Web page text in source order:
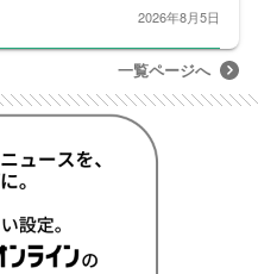
2026年8月5日
一覧ページへ